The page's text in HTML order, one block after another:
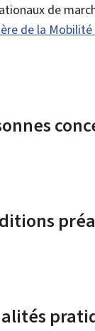
de
de la